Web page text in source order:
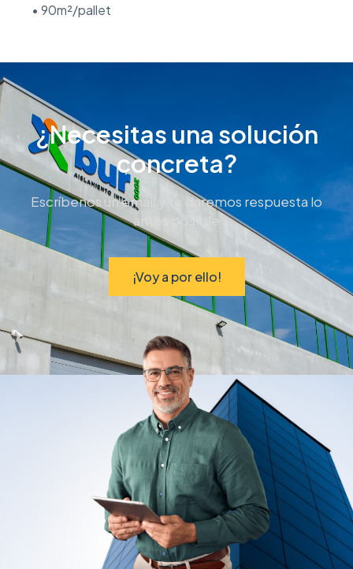
• 90m²/pallet
¿Necesitas una solución
concreta?
Escríbenos un email y te daremos respuesta lo
antes posible
¡Voy a por ello!